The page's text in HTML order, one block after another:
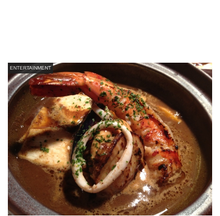
ENTERTAINMENT